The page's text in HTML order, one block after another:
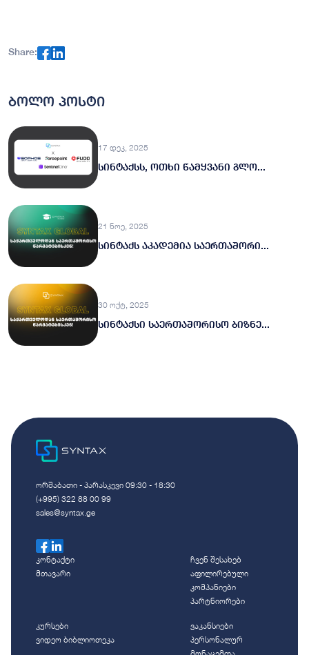
Share:
ბოლო პოსტი
17 დეკ, 2025
სინტაქსს, ოთხი წამყვანი გლო...
21 ნოე, 2025
სინტაქს აკადემია საერთაშორი...
30 ოქტ, 2025
სინტაქსი საერთაშორისო ბიზნე...
ორშაბათი - პარასკევი 09:30 - 18:30
(+995) 322 88 00 99
sales@syntax.ge
კონტაქტი
მთავარი
ჩვენ შესახებ
აფილირებული
კომპანიები
პარტნიორები
კურსები
ვიდეო ბიბლიოთეკა
ვაკანსიები
პერსონალურ